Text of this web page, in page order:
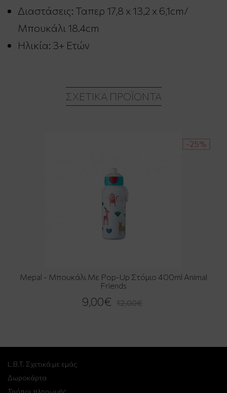
Διαστάσεις: Ταπερ 17,8 x 13,2 x 6,1cm/
Μπουκάλι 18.4cm
Ηλικία: 3+ Ετών
ΣΧΕΤΙΚΆ ΠΡΟΪΌΝΤΑ
-25%
Mepal - Μπουκάλι Με Pop-Up Στόμιο 400ml Animal
Friends
9,00€ 12,00€
L.B.T. Σχετικά με εμάς
Δωροκάρτα
Τρόποι πληρωμής